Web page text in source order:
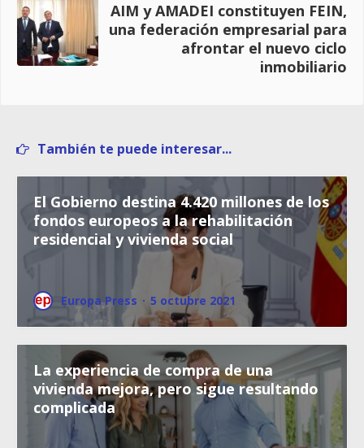
AIM y AMADEI constituyen FEIN,
una federación empresarial para
afrontar el nuevo ciclo
inmobiliario
También te puede interesar...
El Gobierno destina 4.420 millones de los
fondos europeos a la rehabilitación
residencial y vivienda social
Europa Press · 5 octubre 2021
La experiencia de compra de una
vivienda mejora, pero sigue resultando
complicada